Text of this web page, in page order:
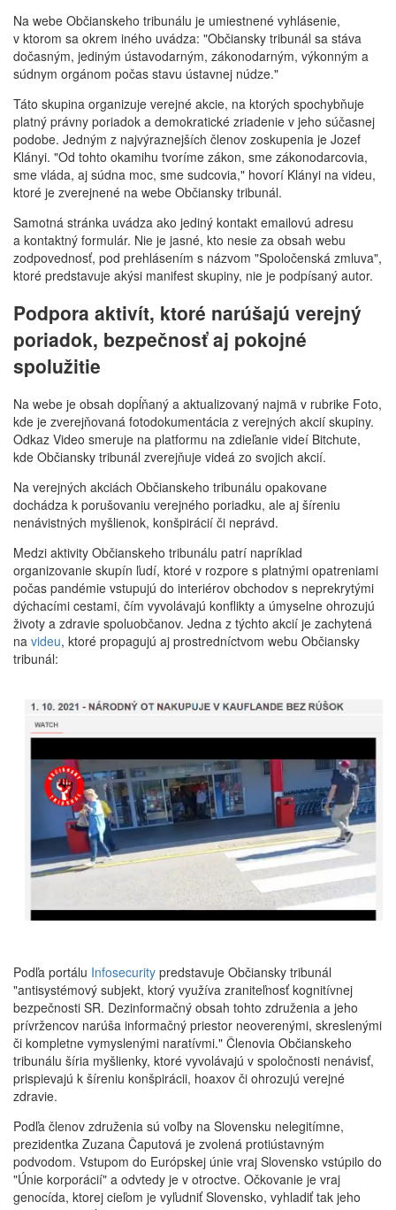
Na webe Občianskeho tribunálu je umiestnené vyhlásenie,
v ktorom sa okrem iného uvádza: "Občiansky tribunál sa stáva
dočasným, jediným ústavodarným, zákonodarným, výkonným a
súdnym orgánom počas stavu ústavnej núdze."
Táto skupina organizuje verejné akcie, na ktorých spochybňuje
platný právny poriadok a demokratické zriadenie v jeho súčasnej
podobe. Jedným z najvýraznejších členov zoskupenia je Jozef
Klányi. "Od tohto okamihu tvoríme zákon, sme zákonodarcovia,
sme vláda, aj súdna moc, sme sudcovia," hovorí Klányi na videu,
ktoré je zverejnené na webe Občiansky tribunál.
Samotná stránka uvádza ako jediný kontakt emailovú adresu
a kontaktný formulár. Nie je jasné, kto nesie za obsah webu
zodpovednosť, pod prehlásením s názvom "Spoločenská zmluva",
ktoré predstavuje akýsi manifest skupiny, nie je podpísaný autor.
Podpora aktivít, ktoré narúšajú verejný
poriadok, bezpečnosť aj pokojné
spolužitie
Na webe je obsah dopĺňaný a aktualizovaný najmä v rubrike Foto,
kde je zverejňovaná fotodokumentácia z verejných akcií skupiny.
Odkaz Video smeruje na platformu na zdieľanie videí Bitchute,
kde Občiansky tribunál zverejňuje videá zo svojich akcií.
Na verejných akciách Občianskeho tribunálu opakovane
dochádza k porušovaniu verejného poriadku, ale aj šíreniu
nenávistných myšlienok, konšpirácií či neprávd.
Medzi aktivity Občianskeho tribunálu patrí napríklad
organizovanie skupín ľudí, ktoré v rozpore s platnými opatreniami
počas pandémie vstupujú do interiérov obchodov s neprekrytými
dýchacími cestami, čím vyvolávajú konflikty a úmyselne ohrozujú
životy a zdravie spoluobčanov. Jedna z týchto akcií je zachytená
na videu, ktoré propagujú aj prostredníctvom webu Občiansky
tribunál:
Podľa portálu Infosecurity predstavuje Občiansky tribunál
"antisystémový subjekt, ktorý využíva zraniteľnosť kognitívnej
bezpečnosti SR. Dezinformačný obsah tohto združenia a jeho
prívržencov narúša informačný priestor neoverenými, skreslenými
či kompletne vymyslenými naratívmi." Členovia Občianskeho
tribunálu šíria myšlienky, ktoré vyvolávajú v spoločnosti nenávisť,
prispievajú k šíreniu konšpirácii, hoaxov či ohrozujú verejné
zdravie.
Podľa členov združenia sú voľby na Slovensku nelegitímne,
prezidentka Zuzana Čaputová je zvolená protiústavným
podvodom. Vstupom do Európskej únie vraj Slovensko vstúpilo do
"Únie korporácií" a odvtedy je v otroctve. Očkovanie je vraj
genocída, ktorej cieľom je vyľudniť Slovensko, vyhladiť tak jeho